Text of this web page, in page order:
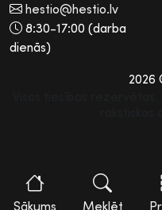
Sākums Meklēt
hestio@hestio.lv
8:30-17:00 (darba
dienās)
2026